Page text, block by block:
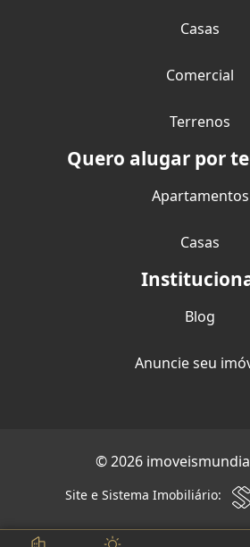
Casas
Comercial
Terrenos
Quero alugar por
Apartamentos
Casas
Blog
Anuncie seu
© 2026
Site e Sistema Imobiliário: